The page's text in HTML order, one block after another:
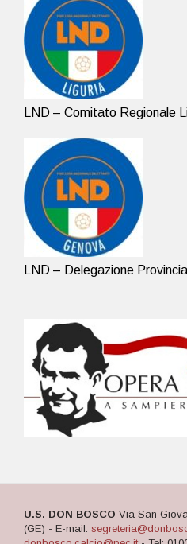
LND – Comitato Regionale
LND – Delegazione
U.S. DON BOSCO Via San
(GE) - E-mail: